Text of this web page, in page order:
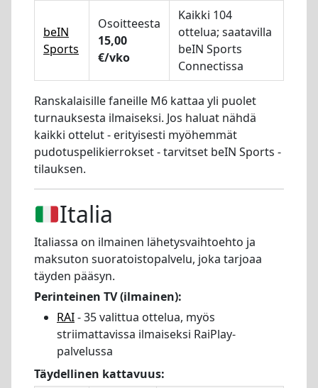
beIN
Sports
Osoitteesta
15,00
€/vko
Kaikki 104
ottelua; saatavilla
beIN Sports
Connectissa
Ranskalaisille faneille M6 kattaa yli puolet
turnauksesta ilmaiseksi. Jos haluat nähdä
kaikki ottelut - erityisesti myöhemmät
pudotuspelikierrokset - tarvitset beIN Sports -
tilauksen.
Italia
Italiassa on ilmainen lähetysvaihtoehto ja
maksuton suoratoistopalvelu, joka tarjoaa
täyden pääsyn.
Perinteinen TV (ilmainen):
RAI- 35 valittua ottelua, myös
striimattavissa ilmaiseksi RaiPlay-
palvelussa
Täydellinen kattavuus: